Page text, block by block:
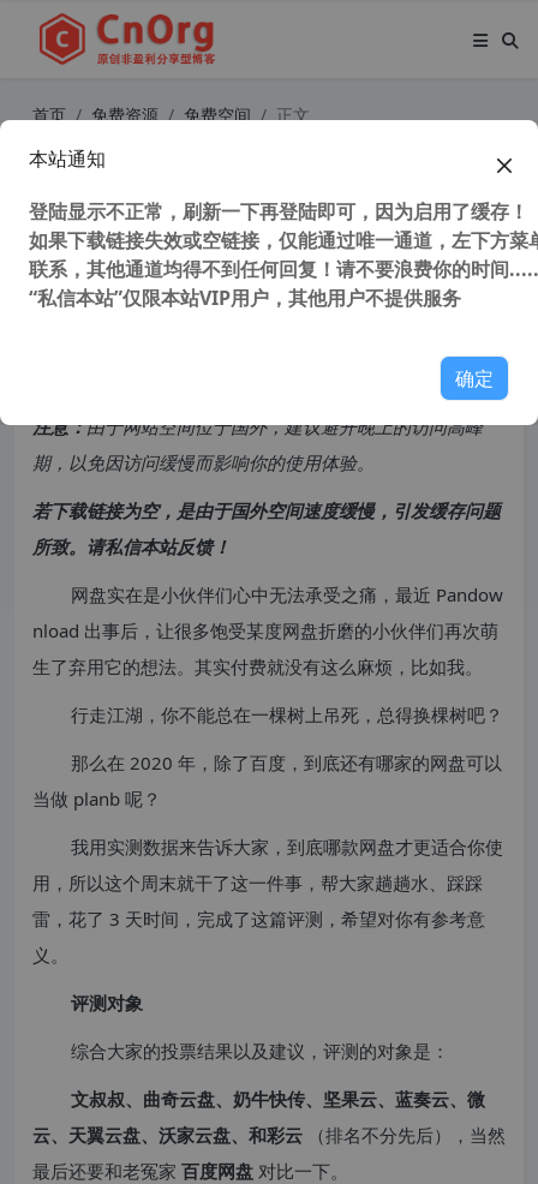
首页 免费资源 免费空间 正文
2022年10款网盘大比拼，总有一款
适合你
36,499 次浏览次阅读
注意：由于网站空间位于国外，建议避开晚上的访问高峰
期，以免因访问缓慢而影响你的使用体验。
若下载链接为空，是由于国外空间速度缓慢，引发缓存问题
所致。请私信本站反馈！
网盘实在是小伙伴们心中无法承受之痛，最近 Pandow
nload 出事后，让很多饱受某度网盘折磨的小伙伴们再次萌
生了弃用它的想法。其实付费就没有这么麻烦，比如我。
行走江湖，你不能总在一棵树上吊死，总得换棵树吧？
那么在 2020 年，除了百度，到底还有哪家的网盘可以
当做 planb 呢？
我用实测数据来告诉大家，到底哪款网盘才更适合你使
用，所以这个周末就干了这一件事，帮大家趟趟水、踩踩
雷，花了 3 天时间，完成了这篇评测，希望对你有参考意
义。
评测对象
综合大家的投票结果以及建议，评测的对象是：
文叔叔、曲奇云盘、奶牛快传、坚果云、蓝奏云、微
云、天翼云盘、沃家云盘、和彩云
（排名不分先后），当然
最后还要和老冤家 百度网盘 对比一下。
本站通知
登陆显示不正常，刷新一下再登陆即可，因为启用了缓存！
如果下载链接失效或空链接，仅能通过唯一通道，左下方菜
联系，其他通道均得不到任何回复！请不要浪费你的时间
“私信本站”仅限本站VIP用户，其他用户不提供服务
确定